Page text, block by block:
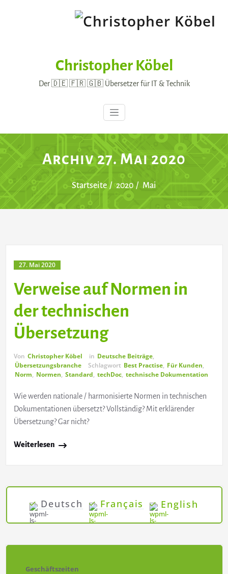
Christopher Köbel
Der 🇩🇪 🇫🇷 🇬🇧 Übersetzer für IT & Technik
Archiv 27. Mai 2020
Startseite 2020 Mai
27. Mai 2020
Verweise auf Normen in
der technischen
Übersetzung
Von Christopher Köbel in Deutsche Beiträge,
Übersetzungsbranche
Schlagwort Best Practise, Für Kunden,
Norm, Normen, Standard, techDoc, technische Dokumentation
Wie werden nationale / harmonisierte Normen in technischen
Dokumentationen übersetzt? Vollständig? Mit erklärender
Übersetzung? Gar nicht?
Weiterlesen
Deutsch Français English
Geschäftszeiten